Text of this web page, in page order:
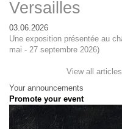
Versailles
03.06.2026
Une exposition présentée au
mai - 27 septembre 2026)
View all
Your announcements
Promote your event